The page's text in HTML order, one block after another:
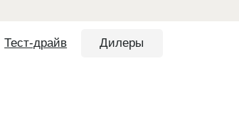
Тест-драйв Дилеры